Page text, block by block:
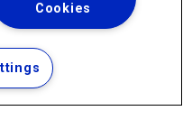
os Direitos Reservados.
e Aplicativos
de Dados
Cookies